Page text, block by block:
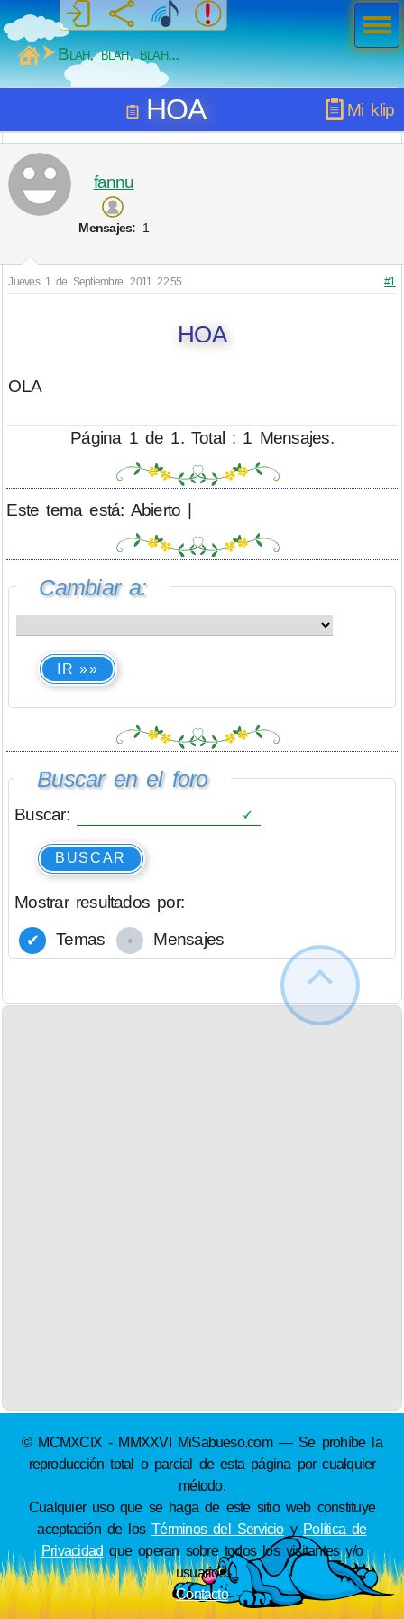
MiSabueso
Blah, blah, blah...
Mi klip
HOA
fannu
Mensajes: 1
Jueves 1 de Septiembre, 2011 22:55 #1
HOA
OLA
Página 1 de 1. Total : 1 Mensajes.
Este tema está: Abierto |
Cambiar a:
IR »»
Buscar en el foro
Buscar:
BUSCAR
Mostrar resultados por:
Temas
Mensajes
Men
ú
© MCMXCIX - MMXXVI MiSabueso.com — Se prohíbe la
reproducción total o parcial de esta página por cualquier
método.
Cualquier uso que se haga de este sitio web constituye
aceptación de losTérminos del Servicioy Política de
Privacidad que operan sobre todos los visitantes y/o
usuarios.
Contacto